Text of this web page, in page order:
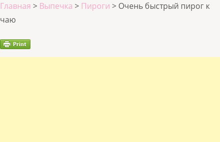
Главная > Выпечка > Пироги > Очень быстрый пирог к
чаю